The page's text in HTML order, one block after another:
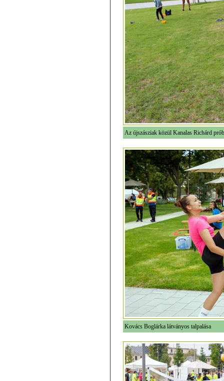
Az újszásziak közül Kanalas Richárd
Kovács Boglárka látványos talpalása